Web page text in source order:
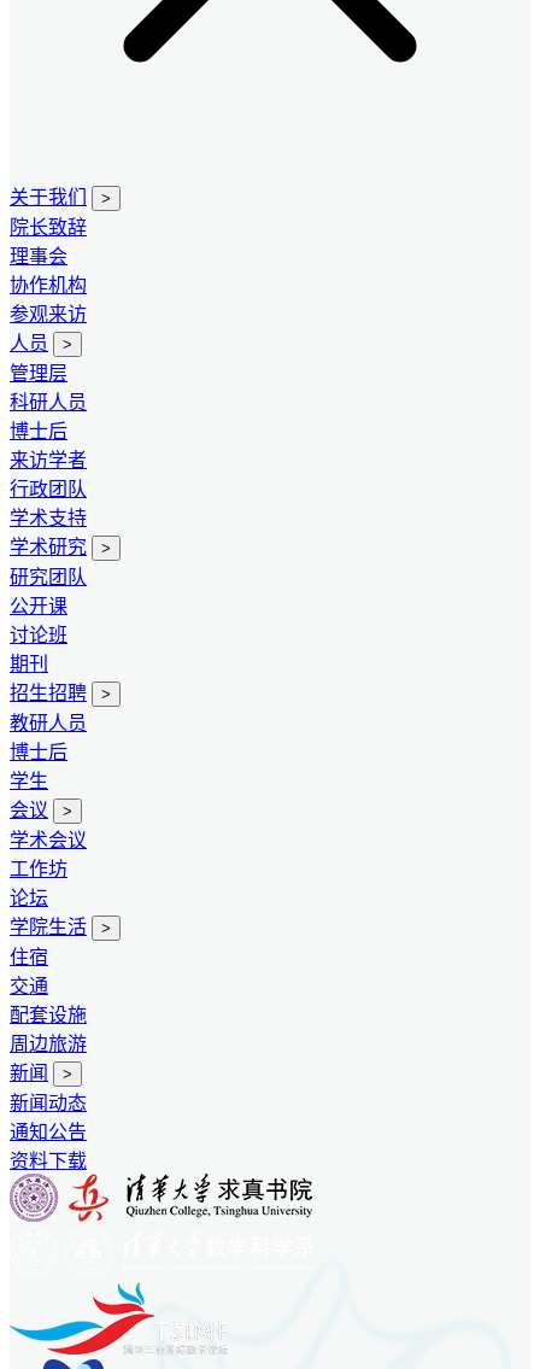
关于我们 >
院长致辞
理事会
协作机构
参观来访
人员
>
管理层
科研人员
博士后
来访学者
行政团队
学术支持
学术研究
>
研究团队
公开课
讨论班
期刊
招生招聘
>
教研人员
博士后
学生
会议
>
学术会议
工作坊
论坛
学院生活
>
住宿
交通
配套设施
周边旅游
新闻
>
新闻动态
通知公告
资料下载